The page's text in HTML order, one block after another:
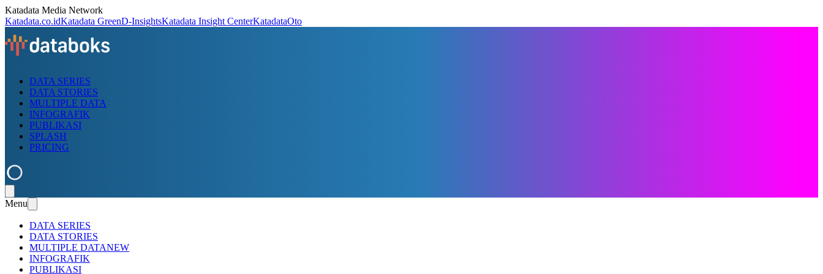
Katadata Media Network
Katadata.co.idKatadata GreenD-InsightsKatadata Insight CenterKatadataOto
DATA SERIES
DATA STORIES
MULTIPLE DATA
INFOGRAFIK
PUBLIKASI
SPLASH
PRICING
Menu
DATA SERIES
DATA STORIES
MULTIPLE DATANEW
INFOGRAFIK
PUBLIKASI